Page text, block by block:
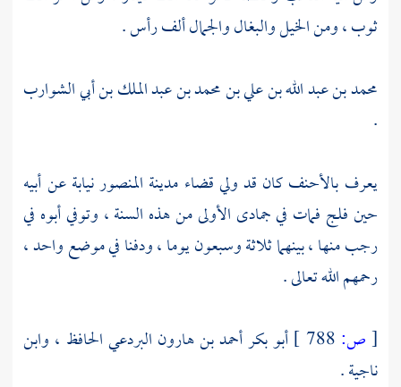
ثوب ، ومن الخيل والبغال والجمال ألف رأس .
محمد بن عبد الله بن علي بن محمد بن عبد الملك بن أبي الشوارب
.
يعرف بالأحنفكان قد ولي قضاء مدينة المنصورنيابة عن أبيه
حين فلج فمات في جمادى الأولى من هذه السنة ، وتوفي أبوه في
رجب منها ، بينهما ثلاثة وسبعون يوما ، ودفنا في موضع واحد ،
رحمهم الله تعالى .
[ص: أبو بكر أحمد بن هارون البردعي الحافظ ، وابن
ناجية.